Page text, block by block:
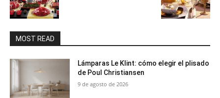
MOST READ
Lámparas Le Klint: cómo elegir el plisado
de Poul Christiansen
9 de agosto de 2026